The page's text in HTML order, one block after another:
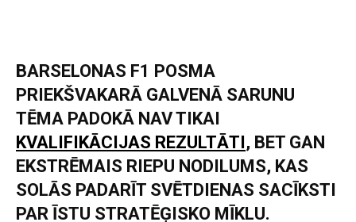
BARSELONAS F1 POSMA
PRIEKŠVAKARĀ GALVENĀ SARUNU
TĒMA PADOKĀ NAV TIKAI
KVALIFIKĀCIJAS REZULTĀTI, BET GAN
EKSTRĒMAIS RIEPU NODILUMS, KAS
SOLĀS PADARĪT SVĒTDIENAS SACĪKSTI
PAR ĪSTU STRATĒĢISKO MĪKLU.